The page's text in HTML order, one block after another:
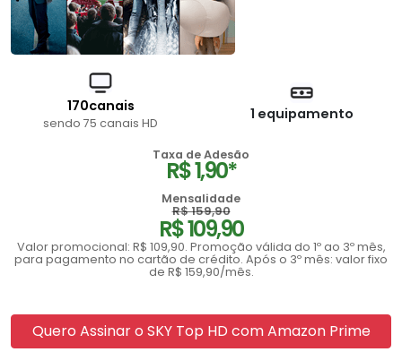
170canais
sendo 75 canais HD
1 equipamento
Taxa de Adesão
R$ 1,90*
Mensalidade
R$ 159,90
R$ 109,90
Valor promocional: R$ 109,90. Promoção válida do 1º ao 3º mês,
para pagamento no cartão de crédito. Após o 3º mês: valor fixo
de R$ 159,90/mês.
Quero Assinar o SKY Top HD com Amazon Prime